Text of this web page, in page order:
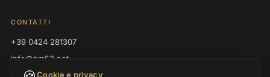
CONTATTI
+39 0424 281307
info@hm52.net
P.IVA 03008270245
Cookie e privacy